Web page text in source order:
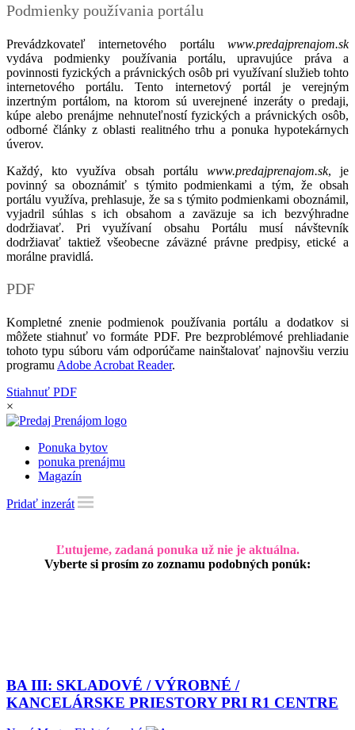
Podmienky používania portálu
Prevádzkovateľ internetového portálu www.predajprenajom.sk
vydáva podmienky používania portálu, upravujúce práva a
povinnosti fyzických a právnických osôb pri využívaní služieb tohto
internetového portálu. Tento internetový portál je verejným
inzertným portálom, na ktorom sú uverejnené inzeráty o predaji,
kúpe alebo prenájme nehnuteľností fyzických a právnických osôb,
odborné články z oblasti realitného trhu a ponuka hypotekárnych
úverov.
Každý, kto využíva obsah portálu www.predajprenajom.sk, je
povinný sa oboznámiť s týmito podmienkami a tým, že obsah
portálu využíva, prehlasuje, že sa s týmito podmienkami oboznámil,
vyjadril súhlas s ich obsahom a zaväzuje sa ich bezvýhradne
dodržiavať. Pri využívaní obsahu Portálu musí návštevník
dodržiavať taktiež všeobecne záväzné právne predpisy, etické a
morálne pravidlá.
PDF
Kompletné znenie podmienok používania portálu a dodatkov si
môžete stiahnuť vo formáte PDF. Pre bezproblémové prehliadanie
tohoto typu súboru vám odporúčame nainštalovať najnovšiu verziu
programu Adobe Acrobat Reader.
Stiahnuť PDF
×
Ponuka bytov
ponuka prenájmu
Magazín
Pridať inzerát
Ľutujeme, zadaná ponuka už nie je aktuálna.
Vyberte si prosím zo zoznamu podobných ponúk:
BA III: SKLADOVÉ / VÝROBNÉ /
KANCELÁRSKE PRIESTORY PRI R1 CENTRE